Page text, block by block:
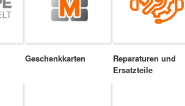
Geschenkkarten
Reparaturen und
Ersatzteile